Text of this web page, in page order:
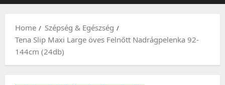
Home
Szépség & Egészség
Tena Slip Maxi Large öves Felnőtt Nadrágpelenka 92-
144cm (24db)